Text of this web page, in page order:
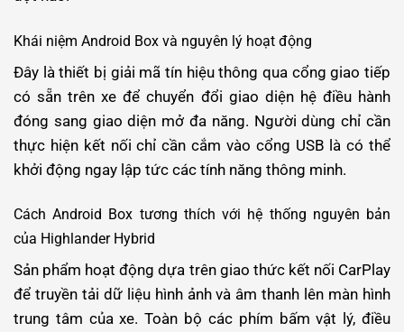
Khái niệm Android Box và nguyên lý hoạt động
Đây là thiết bị giải mã tín hiệu thông qua cổng giao tiếp
có sẵn trên xe để chuyển đổi giao diện hệ điều hành
đóng sang giao diện mở đa năng. Người dùng chỉ cần
thực hiện kết nối chỉ cần cắm vào cổng USB là có thể
khởi động ngay lập tức các tính năng thông minh.
Cách Android Box tương thích với hệ thống nguyên bản
của Highlander Hybrid
Sản phẩm hoạt động dựa trên giao thức kết nối CarPlay
để truyền tải dữ liệu hình ảnh và âm thanh lên màn hình
trung tâm của xe. Toàn bộ các phím bấm vật lý, điều